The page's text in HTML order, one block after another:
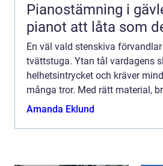
Pianostämning i gävle så får
pianot att låta som
En väl vald stenskiva
tvättstuga. Ytan tål vardagens
helhetsintrycket och kräver
många tror. Med rätt material,
Amanda Eklund